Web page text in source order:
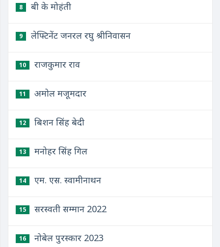
8 बी के मोहंती
9 लेफ्टिनेंट जनरल रघु श्रीनिवासन
10 राजकुमार राव
11 अमोल मजूमदार
12 बिशन सिंह बेदी
13 मनोहर सिंह गिल
14 एम. एस. स्वामीनाथन
15 सरस्वती सम्मान 2022
16 नोबेल पुरस्कार 2023